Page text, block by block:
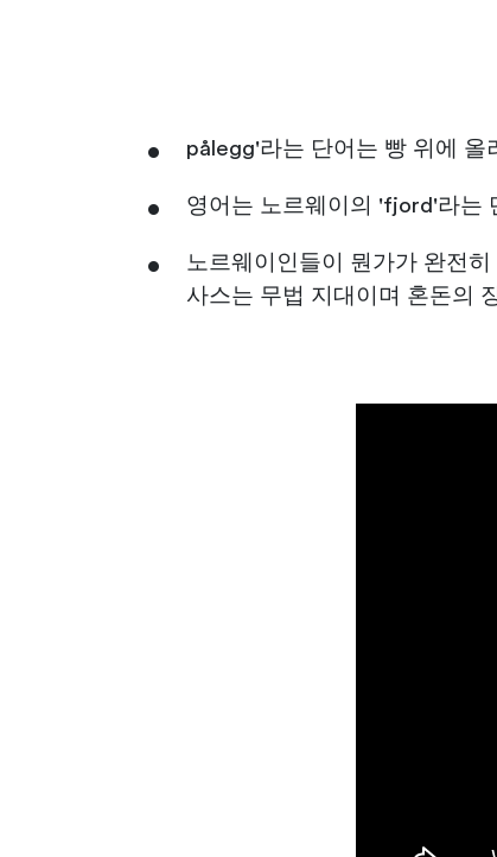
pålegg'라는 단어는 빵 위에 올
영어는 노르웨이의 'fjord'라는
노르웨이인들이 뭔가가 완전
사스는 무법 지대이며 혼돈의